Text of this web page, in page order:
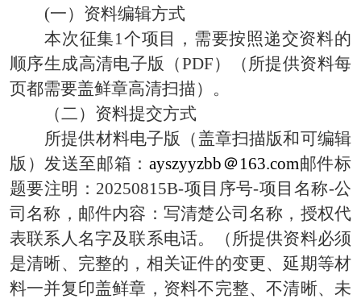
(一） 资料编辑方式
本次征集1个项目， 需要按照递交资料的
顺序生成高清电子版（PDF）（所提供资料每
页都需要盖鲜章高清扫描）。
（二） 资料提交方式
所提供材料电子版（盖章扫描版和可编辑
版）发送至邮箱 ： ayszyyzbb＠163.com邮件标
题要注明： 20250815B-项目序号-项目名称-公
司名称，邮件内容：写清楚公司名称，授权代
表联系人名字及联系电话。（所提供资料必须
是清晰、完整的，相关证件的变更、延期等材
料一并复印盖鲜章，资料不完整、不清晰、未